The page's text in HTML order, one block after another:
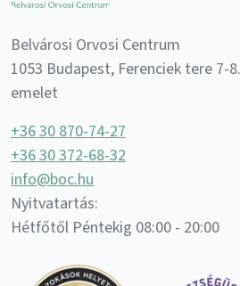
Belvárosi Orvosi Centrum
1053 Budapest, Ferenciek tere 7-
emelet
+36 30 870-74-27
+36 30 372-68-32
info@boc.hu
Nyitvatartás:
Hétfőtől Péntekig 08:00 - 20:00